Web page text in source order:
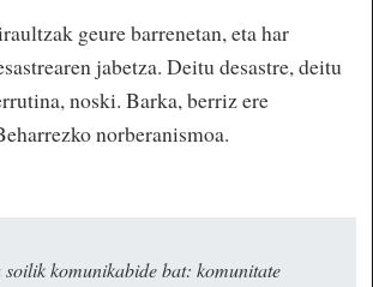
geure barrenetan, eta har
jabetza. Deitu desastre, deitu
noski. Barka, berriz ere
norberanismoa.
soilik komunikabide bat: komunitate